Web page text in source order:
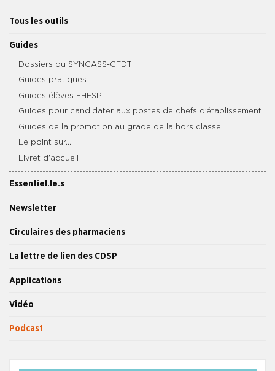
Tous les outils
Guides
Dossiers du SYNCASS-CFDT
Guides pratiques
Guides élèves EHESP
Guides pour candidater aux postes de chefs d’établissement
Guides de la promotion au grade de la hors classe
Le point sur…
Livret d’accueil
Essentiel.le.s
Newsletter
Circulaires des pharmaciens
La lettre de lien des CDSP
Applications
Vidéo
Podcast